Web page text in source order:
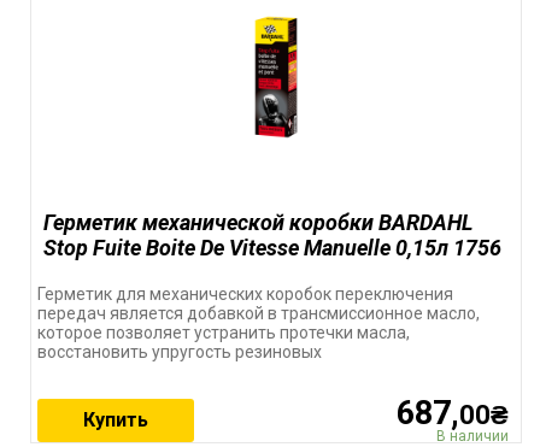
Герметик механической коробки BARDAHL
Stop Fuite Boite De Vitesse Manuelle 0,15л 1756
Герметик для механических коробок переключения
передач является добавкой в трансмиссионное масло,
которое позволяет устранить протечки масла,
восстановить упругость резиновых
687,00₴
В наличии
Купить